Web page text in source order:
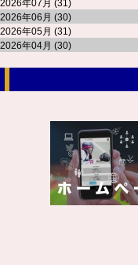
2026年07月 (31)
2026年06月 (30)
2026年05月 (31)
2026年04月 (30)